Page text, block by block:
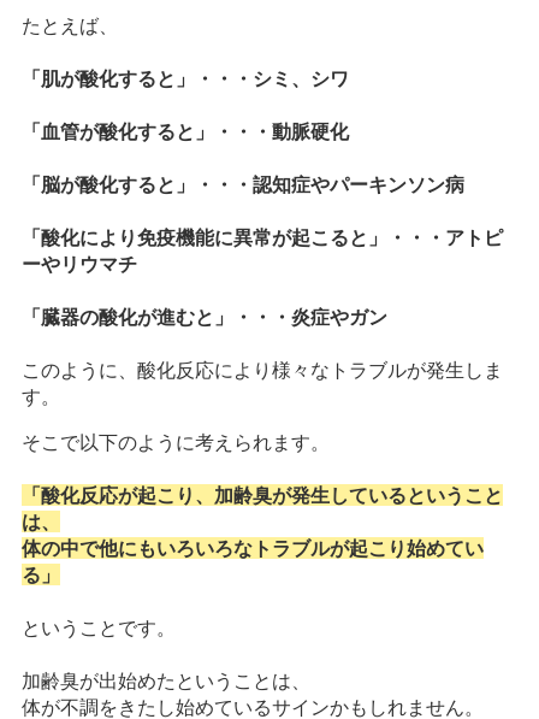
たとえば、
「肌が酸化すると」・・・シミ、シワ
「血管が酸化すると」・・・動脈硬化
「脳が酸化すると」・・・認知症やパーキンソン病
「酸化により免疫機能に異常が起こると」・・・アトピ
ーやリウマチ
「臓器の酸化が進むと」・・・炎症やガン
このように、酸化反応により様々なトラブルが発生しま
す。
そこで以下のように考えられます。
「酸化反応が起こり、加齢臭が発生しているということ
は、
体の中で他にもいろいろなトラブルが起こり始めてい
る」
ということです。
加齢臭が出始めたということは、
体が不調をきたし始めているサインかもしれません。